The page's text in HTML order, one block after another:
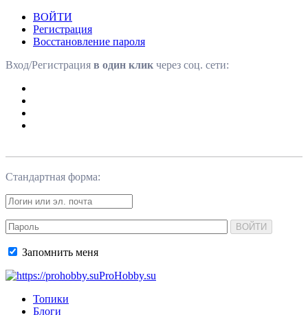
ВОЙТИ
Регистрация
Восстановление пароля
Вход/Регистрация в один клик через соц. сети:
Стандартная форма:
ВОЙТИ
Запомнить меня
ProHobby.su
Топики
Блоги